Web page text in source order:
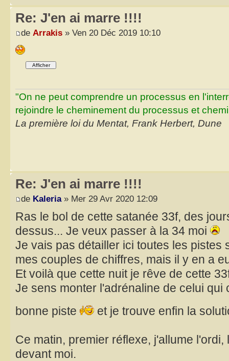
Re: J'en ai marre !!!!
de Arrakis » Ven 20 Déc 2019 10:10
"On ne peut comprendre un processus en
rejoindre le cheminement du processus et
La première loi du Mentat, Frank Herbert, Dune
Re: J'en ai marre !!!!
de Kaleria» Mer 29 Avr 2020 12:09
Ras le bol de cette satanée 33f, des
dessus... Je veux passer à la 34 moi
Je vais pas détailler ici toutes les pistes
mes couples de chiffres, mais il y en a
Et voilà que cette nuit je rêve de cette
Je sens monter l'adrénaline de celui qui
bonne piste
et je trouve enfin la
Ce matin, premier réflexe, j'allume
devant moi.